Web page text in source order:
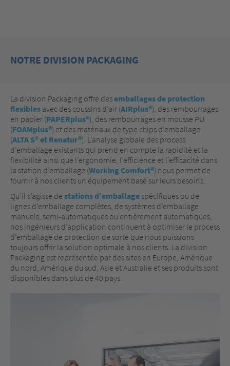
NOTRE DIVISION PACKAGING
La division Packaging offre desemballages de protection
flexibles avec des coussins d’air (AIRplus®), des rembourrages
en papier (PAPERplus®), des rembourrages en mousse PU
(FOAMplus®) et des matériaux de type chips d’emballage
(ALTA S® et Renatur®). L’analyse globale des process
d’emballage existants qui prend en compte la rapidité et la
flexibilité ainsi que l’ergonomie, l’efficience et l’efficacité dans
la station d’emballage (Working Comfort®) nous permet de
fournir à nos clients un équipement basé sur leurs besoins.
Qu’il s’agisse de stations d’emballage spécifiques ou de
lignes d’emballage complètes, de systèmes d’emballage
manuels, semi-automatiques ou entièrement automatiques,
nos ingénieurs d’application continuent à optimiser le process
d’emballage de protection de sorte que nous puissions
toujours offrir la solution optimale à nos clients. La division
Packaging est représentée par des sites en Europe, Amérique
du nord, Amérique du sud, Asie et Australie et ses produits sont
disponibles dans plus de 40 pays.